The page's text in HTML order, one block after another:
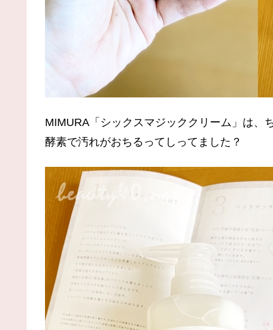
MIMURA「シックスマジッククリーム」は、
酵素で汚れがおちるってしってました？